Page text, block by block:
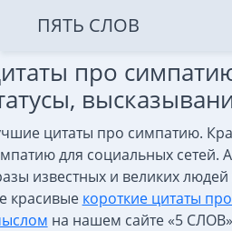
ПЯТЬ СЛОВ
про
цитаты про симпатию.
для социальных сетей.
известных и великих
красивые короткие цитаты
на нашем сайте «5 СЛОВ»